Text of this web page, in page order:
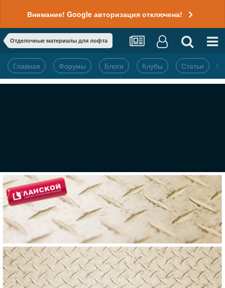
Внимание! Google авторизация отключена!
Отделочные материалы для лофта
Главная Форумы Блоги Клубы Статьи